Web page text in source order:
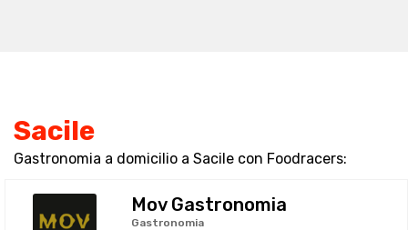
Sacile
Gastronomia a domicilio a Sacile con Foodracers:
Mov Gastronomia
Gastronomia